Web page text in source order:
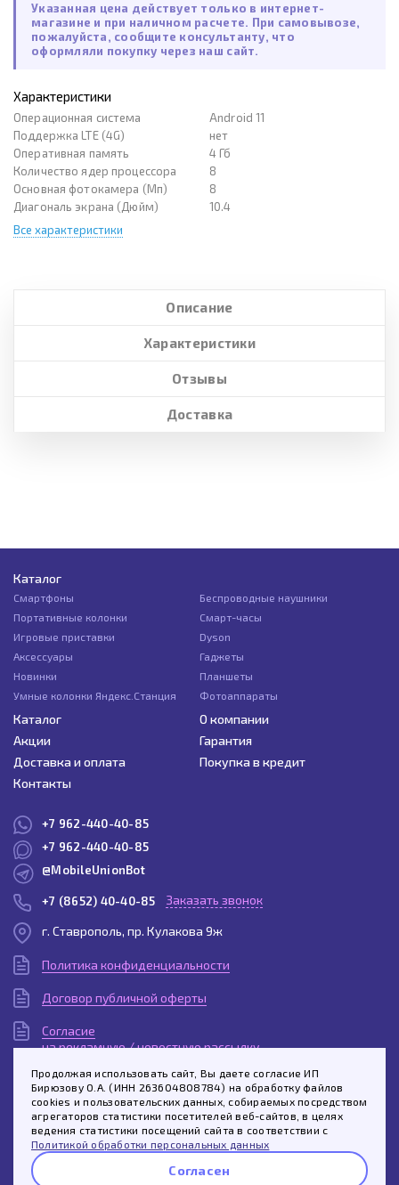
Продолжая использовать сайт, Вы даете согласие ИП
Бирюзову О.А. (ИНН 263604808784) на обработку файлов
cookies и пользовательских данных, собираемых посредством
агрегаторов статистики посетителей веб-сайтов, в целях
ведения статистики посещений сайта в соответствии с
Политикой обработки персональных данных
Согласен
Указанная цена действует только в интернет-
магазине и при наличном расчете. При самовывозе,
пожалуйста, сообщите консультанту, что
оформляли покупку через наш сайт.
Характеристики
Операционная система
Android 11
Поддержка LTE (4G)
нет
Оперативная память
4 Гб
Количество ядер процессора
8
Основная фотокамера (Мп)
8
Диагональ экрана (Дюйм)
10.4
Все характеристики
Описание
Характеристики
Отзывы
Доставка
Спросить про этот товар
Каталог
Смартфоны
Беспроводные наушники
Портативные колонки
Смарт-часы
Игровые приставки
Dyson
Аксессуары
Гаджеты
Новинки
Планшеты
Умные колонки Яндекс.Станция
Фотоаппараты
Каталог
О компании
Акции
Гарантия
Доставка и оплата
Покупка в кредит
Контакты
+7 962-440-40-85
+7 962-440-40-85
@MobileUnionBot
+7 (8652) 40-40-85 Заказать звонок
г. Ставрополь, пр. Кулакова 9ж
Политика конфиденциальности
Договор публичной оферты
Согласие
на рекламную / новостную рассылку
Согласие
на обработку персональных данных
Пользовательское
соглашение